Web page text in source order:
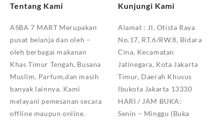
Tentang Kami
ASBA 7 MART Merupakan
pusat belanja dan oleh –
oleh berbagai makanan
Khas Timur Tengah, Busana
Muslim, Parfum,dan masih
banyak lainnya. Kami
melayani pemesanan secara
offline maupun online.
Kunjungi Kami
Alamat : Jl. Otista Raya
No.17, RT.6/RW.8, Bidara
Cina, Kecamatan
Jatinegara, Kota Jakarta
Timur, Daerah Khusus
Ibukota Jakarta 13330
HARI / JAM BUKA:
Senin – Minggu (Buka